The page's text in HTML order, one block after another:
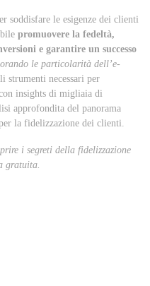
soddisfare le esigenze dei clienti
promuovere la fedeltà,
e garantire un successo
le particolarità dell’e-
strumenti necessari per
on insights di migliaia di
approfondita del panorama
la fidelizzazione dei clienti.
i segreti della fidelizzazione
gratuita.